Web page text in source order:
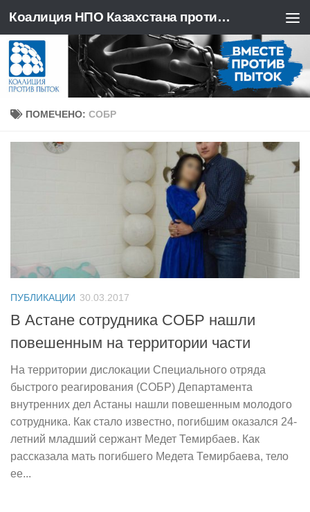
Перейти к содержимому Коалиция НПО Казахстана против пыток
ПОМЕЧЕНО: СОБР
ПУБЛИКАЦИИ 30.03.2017
В Астане сотрудника СОБР нашли
повешенным на территории части
На территории дислокации Специального отряда
быстрого реагирования (СОБР) Департамента
внутренних дел Астаны нашли повешенным молодого
сотрудника. Как стало известно, погибшим оказался 24-
летний младший сержант Медет Темирбаев. Как
рассказала мать погибшего Медета Темирбаева, тело
ее...